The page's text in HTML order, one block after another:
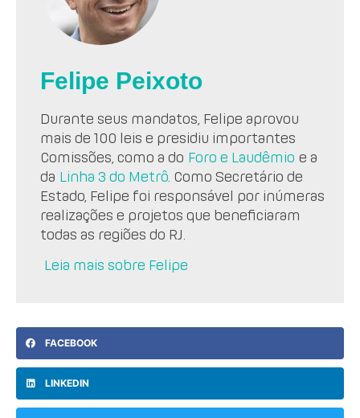
Felipe Peixoto
Durante seus mandatos, Felipe aprovou
mais de 100 leis e presidiu importantes
Comissões, como a do Foro e Laudêmio e a
da Linha 3 do Metrô . Como Secretário de
Estado, Felipe foi responsável por inúmeras
realizações e projetos que beneficiaram
todas as regiões do RJ.
Leia mais sobre Felipe
FACEBOOK
LINKEDIN